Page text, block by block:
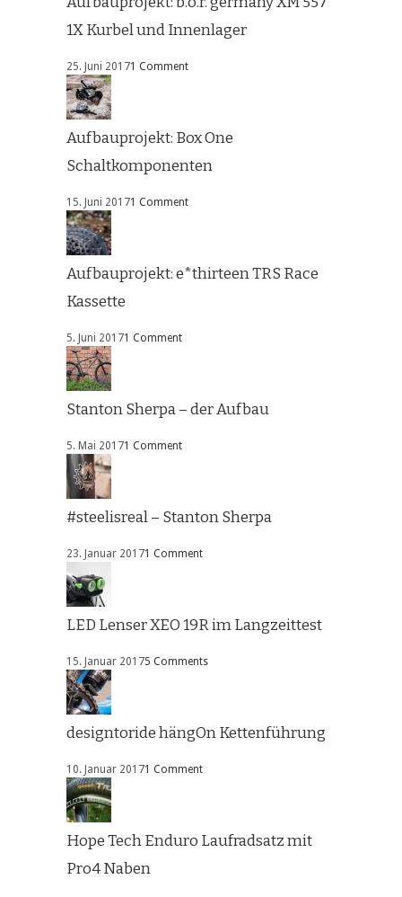
1X Kurbel und Innenlager
25. Juni 20171 Comment
Aufbauprojekt: Box One
Schaltkomponenten
15. Juni 20171 Comment
Aufbauprojekt: e*thirteen TRS Race
Kassette
5. Juni 20171 Comment
Stanton Sherpa – der Aufbau
5. Mai 20171 Comment
#steelisreal – Stanton Sherpa
23. Januar 20171 Comment
LED Lenser XEO 19R im Langzeittest
15. Januar 20175 Comments
designtoride hängOn Kettenführung
10. Januar 20171 Comment
Hope Tech Enduro Laufradsatz mit
Pro4 Naben